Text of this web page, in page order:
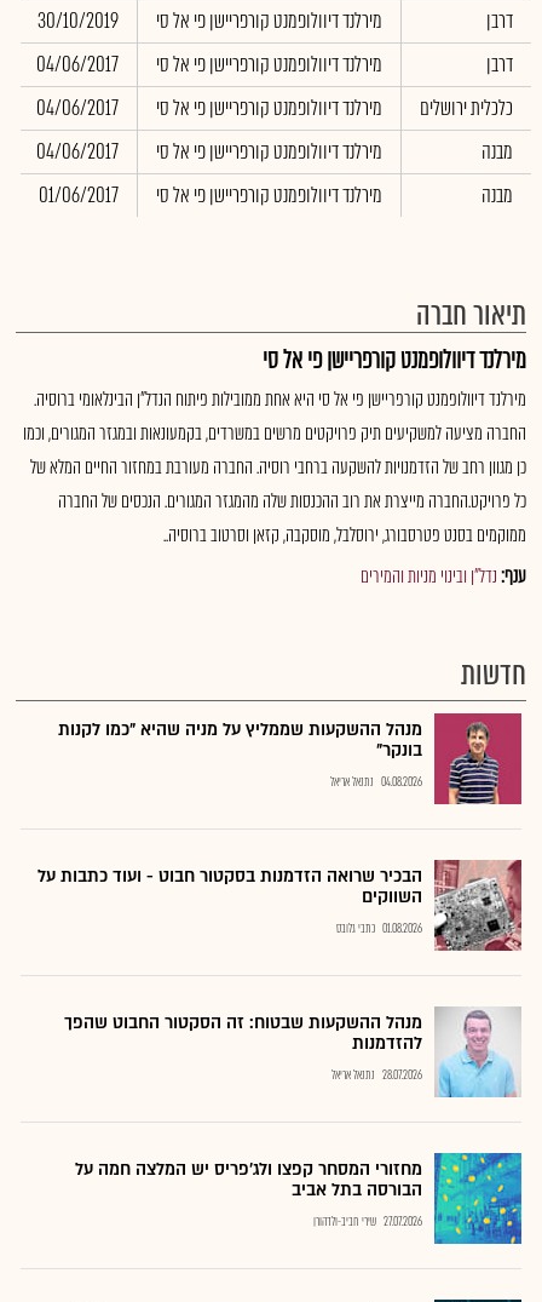
דרבן
מירלנד דיוולופמנט קורפריישן פי אל סי
30/10/2019
דרבן
מירלנד דיוולופמנט קורפריישן פי אל סי
04/06/2017
כלכלית ירושלים
מירלנד דיוולופמנט קורפריישן פי אל סי
04/06/2017
מבנה
מירלנד דיוולופמנט קורפריישן פי אל סי
04/06/2017
מבנה
מירלנד דיוולופמנט קורפריישן פי אל סי 01/06/2017
תיאור חברה
מירלנד דיוולופמנט קורפריישן פי אל סי
מירלנד דיוולופמנט קורפריישן פי אל סי היא אחת ממובילות פיתוח הנדל"ן הבינלאומי ברוסיה.
החברה מציעה למשקיעים תיק פרויקטים מרשים במשרדים, בקמעונאות ובמגזר המגורים, וכמו
כן מגוון רחב של הזדמנויות להשקעה ברחבי רוסיה. החברה מעורבת במחזור החיים המלא של
כל פרויקט.החברה מייצרת את רוב ההכנסות שלה מהמגזר המגורים. הנכסים של החברה
ממוקמים בסנט פטרסבורג, ירוסלבל, מוסקבה, קזאן וסרטוב ברוסיה..
ענף:נדל"ן ובינוי מניות והמירים
חדשות
מנהל ההשקעות שממליץ על מניה שהיא "כמו לקנות
בונקר"
04.08.2026 נתנאל אריאל
הבכיר שרואה הזדמנות בסקטור חבוט - ועוד כתבות על
השווקים
01.08.2026 כתבי גלובס
מנהל ההשקעות שבטוח: זה הסקטור החבוט שהפך
להזדמנות
28.07.2026 נתנאל אריאל
מחזורי המסחר קפצו ולג'פריס יש המלצה חמה על
הבורסה בתל אביב
27.07.2026 שירי חביב-ולדהורן